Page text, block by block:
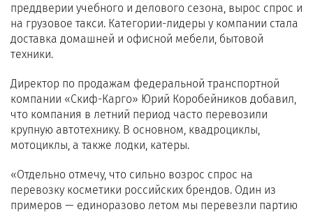
преддверии учебного и делового сезона, вырос спрос и
на грузовое такси. Категории-лидеры у компании стала
доставка домашней и офисной мебели, бытовой
техники.
Директор по продажам федеральной транспортной
компании «Скиф-Карго» Юрий Коробейников добавил,
что компания в летний период часто перевозили
крупную автотехнику. В основном, квадроциклы,
мотоциклы, а также лодки, катеры.
«Отдельно отмечу, что сильно возрос спрос на
перевозку косметики российских брендов. Один из
примеров — единоразово летом мы перевезли партию